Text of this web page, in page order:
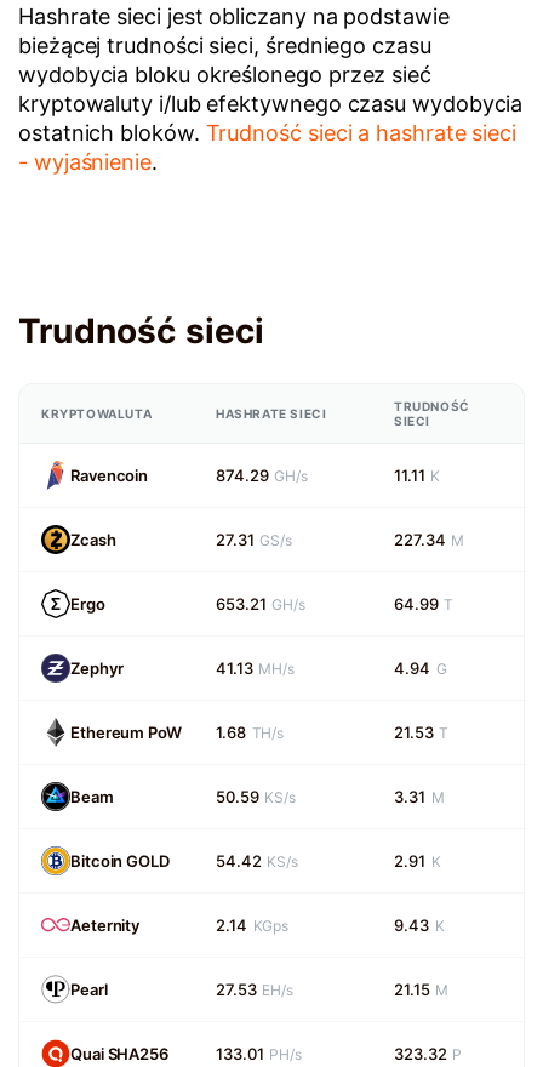
Hashrate sieci jest obliczany na podstawie
bieżącej trudności sieci, średniego czasu
wydobycia bloku określonego przez sieć
kryptowaluty i/lub efektywnego czasu wydobycia
ostatnich bloków. Trudność sieci a hashrate sieci
- wyjaśnienie.
Trudność sieci
KRYPTOWALUTA HASHRATE SIECI
TRUDNOŚĆ
SIECI
Ravencoin 874.29 GH/s 11.11 K
Zcash 27.31 GS/s 227.34 M
Ergo 653.21 GH/s 64.99 T
Zephyr 41.13 MH/s 4.94 G
Ethereum PoW 1.68 TH/s 21.53 T
Beam 50.59 KS/s 3.31 M
Bitcoin GOLD 54.42 KS/s 2.91 K
Aeternity 2.14 KGps 9.43 K
Pearl 27.53 EH/s 21.15 M
Quai SHA256 133.01 PH/s 323.32 P